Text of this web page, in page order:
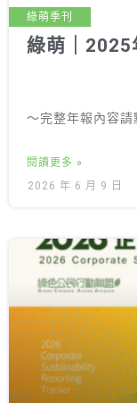
透明足跡
綠盟觀點
投書及專欄
工作側記
出版及義賣品
捐款支持
徵才資訊
活動行事曆
活動紀錄
綠萌季刊
綠萌｜2025
～完整年報內容請
閱讀更多 »
2026 年 6 月 9 日